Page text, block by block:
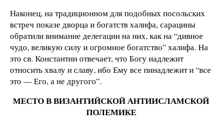
Наконец, на традиционном для подобных посольских
встреч показе дворца и богатств халифа, сарацины
обратили внимание делегации на них, как на “дивное
чудо, великую силу и огромное богатство” халифа. На
это св. Константин отвечает, что Богу надлежит
относить хвалу и славу, ибо Ему все пинадлежит и “все
это — Его, а не другого”.
МЕСТО В ВИЗАНТИЙСКОЙ АНТИИСЛАМСКОЙ
ПОЛЕМИКЕ